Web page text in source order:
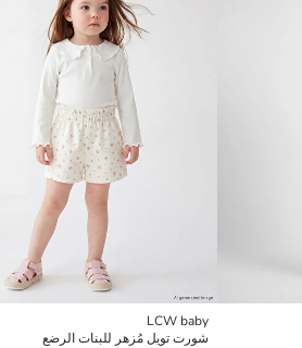
LCW baby
شورت تويل مُزهر للبنات الرضع